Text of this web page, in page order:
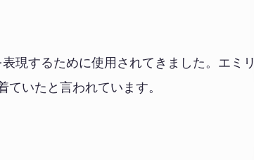
現するために使用されてきました。エミリ
いたと言われています。